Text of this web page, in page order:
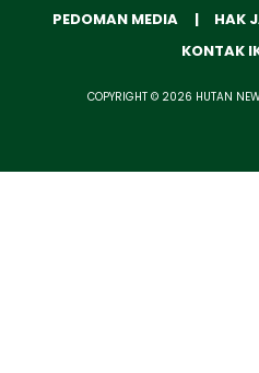
PEDOMAN MEDIA
HAK
KONTAK
COPYRIGHT © 2026 HUTAN